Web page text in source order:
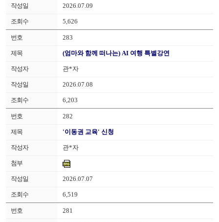
2026.07.09
5,626
283
(엄마와 함께 떠나는) AI 여행 특별강연
관*자
2026.07.08
6,203
282
'이동권 교육' 신청
관*자
2026.07.07
6,519
281